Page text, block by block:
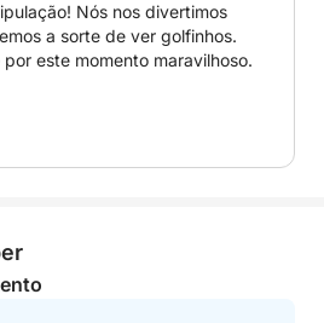
a tranquilidade de estar a
nova e segura.
Nós nos divertimos
a sorte de ver golfinhos.
este momento maravilhoso.